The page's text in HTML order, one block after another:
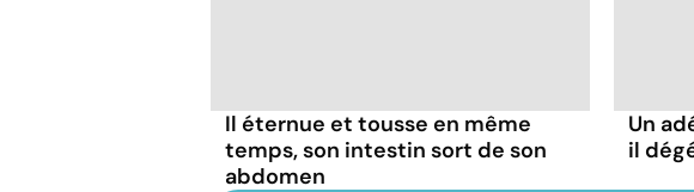
Il éternue et tousse en même
temps, son intestin sort de son
abdomen
Un
il